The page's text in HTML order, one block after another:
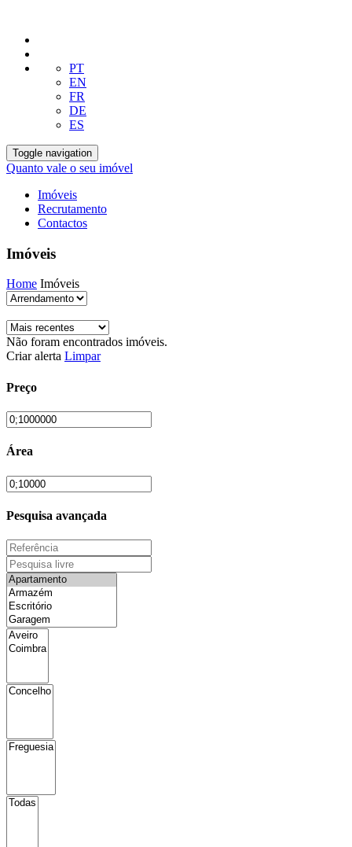
PT
EN
FR
DE
ES
Toggle navigation
Quanto vale o seu imóvel
Imóveis
Recrutamento
Contactos
Imóveis
Home Imóveis
Não foram encontrados imóveis.
Criar alerta Limpar
Preço
Área
Pesquisa avançada